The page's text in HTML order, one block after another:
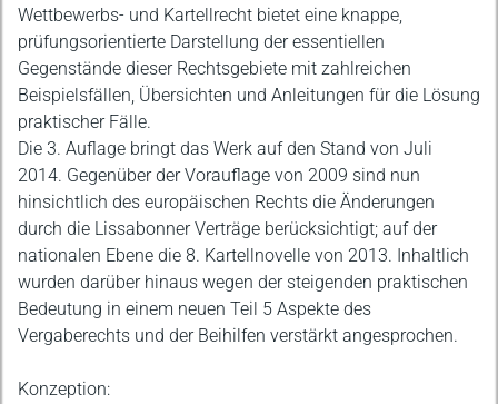
Wettbewerbs- und Kartellrecht bietet eine knappe,
prüfungsorientierte Darstellung der essentiellen
Gegenstände dieser Rechtsgebiete mit zahlreichen
Beispielsfällen, Übersichten und Anleitungen für die Lösung
praktischer Fälle.
Die 3. Auflage bringt das Werk auf den Stand von Juli
2014. Gegenüber der Vorauflage von 2009 sind nun
hinsichtlich des europäischen Rechts die Änderungen
durch die Lissabonner Verträge berücksichtigt; auf der
nationalen Ebene die 8. Kartellnovelle von 2013. Inhaltlich
wurden darüber hinaus wegen der steigenden praktischen
Bedeutung in einem neuen Teil 5 Aspekte des
Vergaberechts und der Beihilfen verstärkt angesprochen.
Konzeption: